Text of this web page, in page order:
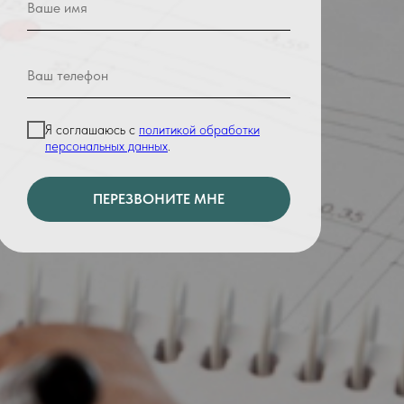
Я соглашаюсь с политикой обработки
персональных данных.
ПЕРЕЗВОНИТЕ МНЕ